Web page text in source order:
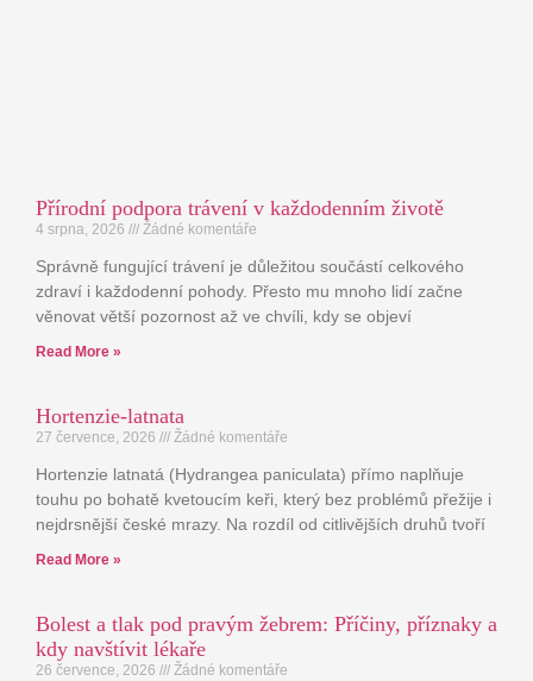
Přírodní podpora trávení v každodenním životě
4 srpna, 2026 Žádné komentáře
Správně fungující trávení je důležitou součástí celkového
zdraví i každodenní pohody. Přesto mu mnoho lidí začne
věnovat větší pozornost až ve chvíli, kdy se objeví
Read More »
Hortenzie-latnata
27 července, 2026 Žádné komentáře
Hortenzie latnatá (Hydrangea paniculata) přímo naplňuje
touhu po bohatě kvetoucím keři, který bez problémů přežije i
nejdrsnější české mrazy. Na rozdíl od citlivějších druhů tvoří
Read More »
Bolest a tlak pod pravým žebrem: Příčiny, příznaky a
kdy navštívit lékaře
26 července, 2026 Žádné komentáře